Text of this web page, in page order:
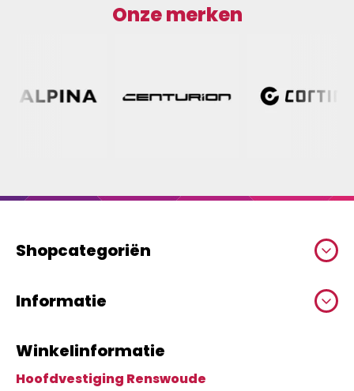
Onze merken
Shopcategoriën
Informatie
Winkelinformatie
Hoofdvestiging Renswoude